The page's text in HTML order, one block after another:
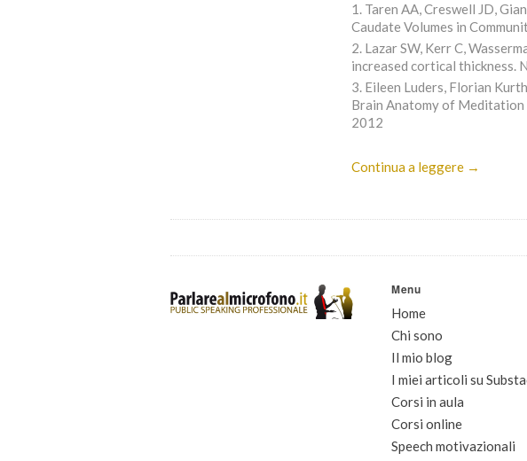
Taren AA, Creswell JD,
Caudate Volumes in
Lazar SW, Kerr C,
increased cortical thickness.
Eileen Luders, Florian
Brain Anatomy of
2012
Continua a leggere →
Menu
Home
Chi sono
Il mio blog
I miei articoli su
Corsi in aula
Corsi online
Speech motivazionali